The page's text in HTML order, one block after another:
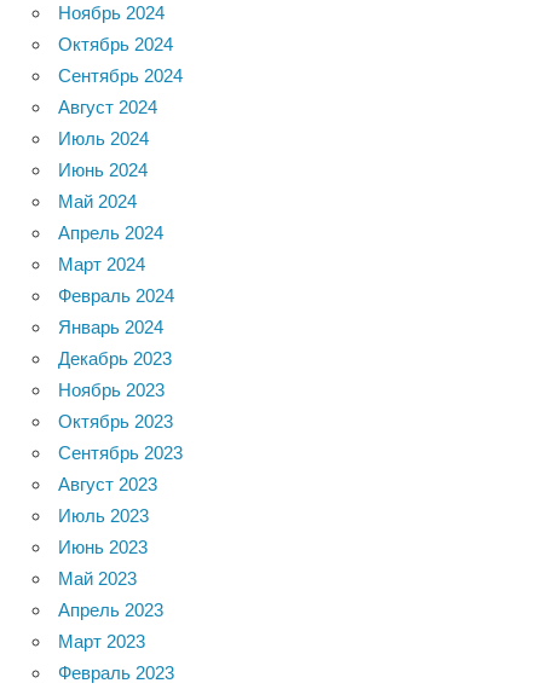
Ноябрь 2024
Октябрь 2024
Сентябрь 2024
Август 2024
Июль 2024
Июнь 2024
Май 2024
Апрель 2024
Март 2024
Февраль 2024
Январь 2024
Декабрь 2023
Ноябрь 2023
Октябрь 2023
Сентябрь 2023
Август 2023
Июль 2023
Июнь 2023
Май 2023
Апрель 2023
Март 2023
Февраль 2023